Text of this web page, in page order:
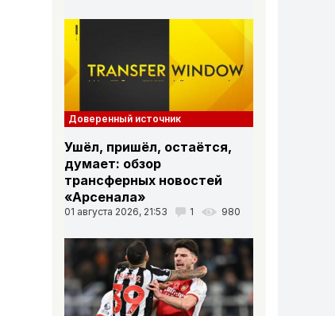
Доверенный источник
Ушёл, пришёл, остаётся,
думает: обзор
трансферных новостей
«Арсенала»
01 августа 2026, 21:53 1 980